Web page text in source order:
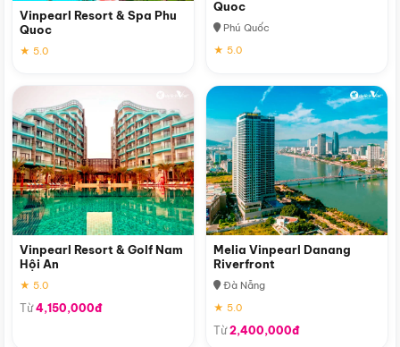
Vinpearl Resort & Spa Phu
Quoc
★ 5.0
Quoc
Phú Quốc
★ 5.0
Vinpearl Resort & Golf Nam
Hội An
★ 5.0
Từ4,150,000đ
Melia Vinpearl Danang
Riverfront
Đà Nẵng
★ 5.0
Từ2,400,000đ